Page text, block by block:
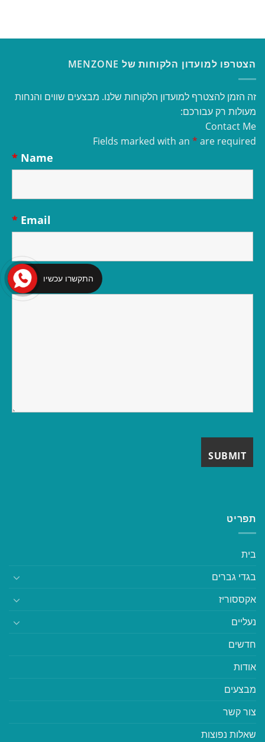
הצטרפו למועדון הלקוחות של MENZONE
זה הזמן להצטרף למועדון הלקוחות שלנו. מבצעים שווים והנחות
מעולות רק עבורכם:
Contact Me
Fields marked with an * are required
Name
*
Email
*
Message
*
תפריט
בית
בגדי גברים
אקססוריז
נעליים
חדשים
אודות
מבצעים
צור קשר
שאלות נפוצות
התקשרו עכשיו